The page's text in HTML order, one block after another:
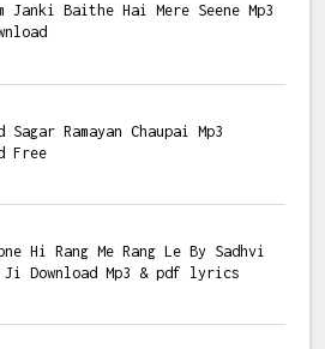
Janki Baithe Hai Mere Seene Mp3
Sagar Ramayan Chaupai Mp3
Free
Hi Rang Me Rang Le By Sadhvi
Ji Download Mp3 & pdf lyrics